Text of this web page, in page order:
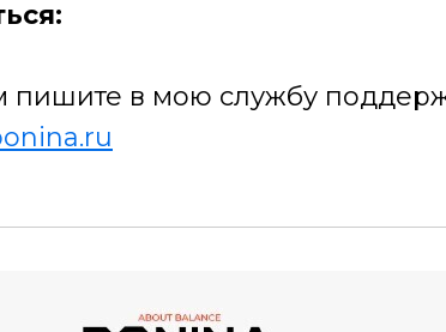
пишите в мою службу